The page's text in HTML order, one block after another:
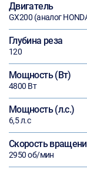
Двигатель
GX200 (аналог
Глубина реза
120
Мощность (Вт)
4800 Вт
Мощность (л.с.)
6,5 л.с
Скорость
2950 об/мин